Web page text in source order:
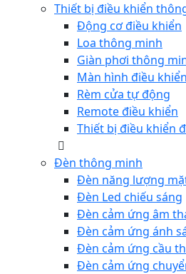
Thiết bị điều khiển
Động cơ điều khiển
Loa thông minh
Giàn phơi thông
Màn hình điều khiển
Rèm cửa tự động
Remote điều khiển
Thiết bị điều khiển
Đèn thông minh
Đèn năng lượng
Đèn Led chiếu sáng
Đèn cảm ứng âm
Đèn cảm ứng ánh
Đèn cảm ứng cầu
Đèn cảm ứng